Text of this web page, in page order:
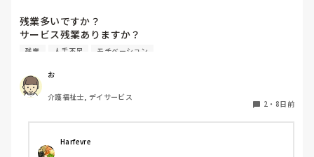
残業多いですか？
サービス残業ありますか？
1日に何時間くらい働いていますか？
残業 人手不足 モチベーション
お
介護福祉士, デイサービス
2 ・ 8日前
Harfevre